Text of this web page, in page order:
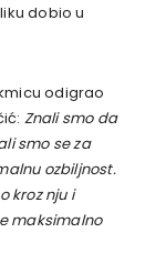
dobio u
odigrao
Znali smo da
smo se za
ozbiljnost.
kroz nju i
maksimalno